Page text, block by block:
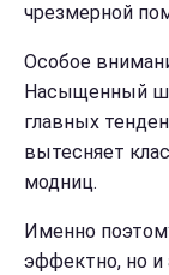
чрезмерной
Особое
Насыщенный
главных
вытесняет
модниц.
Именно
эффектно, но и